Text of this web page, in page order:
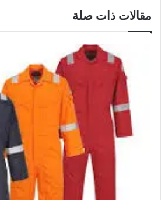
مقالات ذات صلة